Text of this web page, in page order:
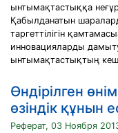
ынтымақтастыққа
Қабылданатын
таргеттілігін
инновацияларды
ынтымақтастықтың
Өндірілген
өзіндік құнын
Реферат, 03 Ноября